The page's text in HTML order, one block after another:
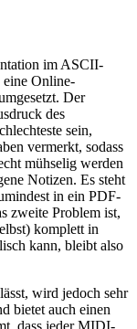
im ASCII-
eine Online-
Der
des
sein,
vermerkt, sodass
mühselig werden
Notizen. Es steht
in ein PDF-
zweite Problem ist,
komplett in
kann, bleibt also
wird jedoch sehr
bietet auch einen